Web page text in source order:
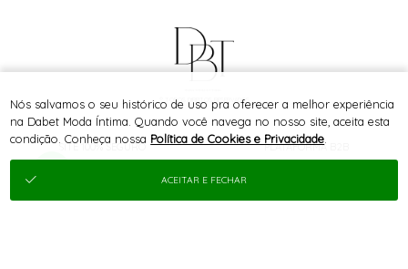
SITE 100% SEGURO PLATAFORMA B2B
® TODOS DIREITOS RESERVADOS
Nós salvamos o seu histórico de uso pra oferecer a melhor experiência
na Dabet Moda Íntima. Quando você navega no nosso site, aceita esta
condição. Conheça nossa Política de Cookies e Privacidade
ACEITAR E FECHAR